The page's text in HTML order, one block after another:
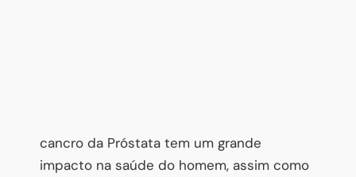
cancro da Próstata tem um grande
impacto na saúde do homem, assim como